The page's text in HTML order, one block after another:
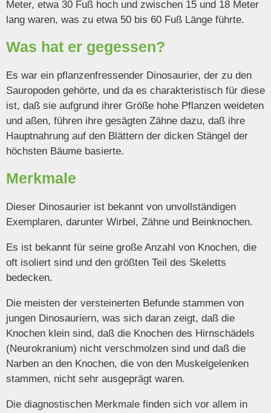
Meter, etwa 30 Fuß hoch und zwischen 15 und 18 Meter
lang waren, was zu etwa 50 bis 60 Fuß Länge führte.
Was hat er gegessen?
Es war ein pflanzenfressender Dinosaurier, der zu den
Sauropoden gehörte, und da es charakteristisch für diese
ist, daß sie aufgrund ihrer Größe hohe Pflanzen weideten
und aßen, führen ihre gesägten Zähne dazu, daß ihre
Hauptnahrung auf den Blättern der dicken Stängel der
höchsten Bäume basierte.
Merkmale
Dieser Dinosaurier ist bekannt von unvollständigen
Exemplaren, darunter Wirbel, Zähne und Beinknochen.
Es ist bekannt für seine große Anzahl von Knochen, die
oft isoliert sind und den größten Teil des Skeletts
bedecken.
Die meisten der versteinerten Befunde stammen von
jungen Dinosauriern, was sich daran zeigt, daß die
Knochen klein sind, daß die Knochen des Hirnschädels
(Neurokranium) nicht verschmolzen sind und daß die
Narben an den Knochen, die von den Muskelgelenken
stammen, nicht sehr ausgeprägt waren.
Die diagnostischen Merkmale finden sich vor allem in